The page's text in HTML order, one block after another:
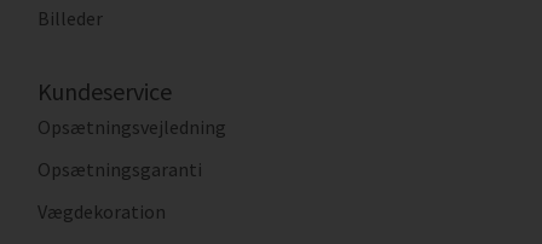
Billeder
Kundeservice
Opsætningsvejledning
Opsætningsgaranti
Vægdekoration